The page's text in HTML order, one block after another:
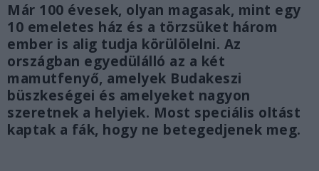
Már 100 évesek, olyan magasak, mint egy
10 emeletes ház és a törzsüket három
ember is alig tudja körülölelni. Az
országban egyedülálló az a két
mamutfenyő, amelyek Budakeszi
büszkeségei és amelyeket nagyon
szeretnek a helyiek. Most speciális oltást
kaptak a fák, hogy ne betegedjenek meg.